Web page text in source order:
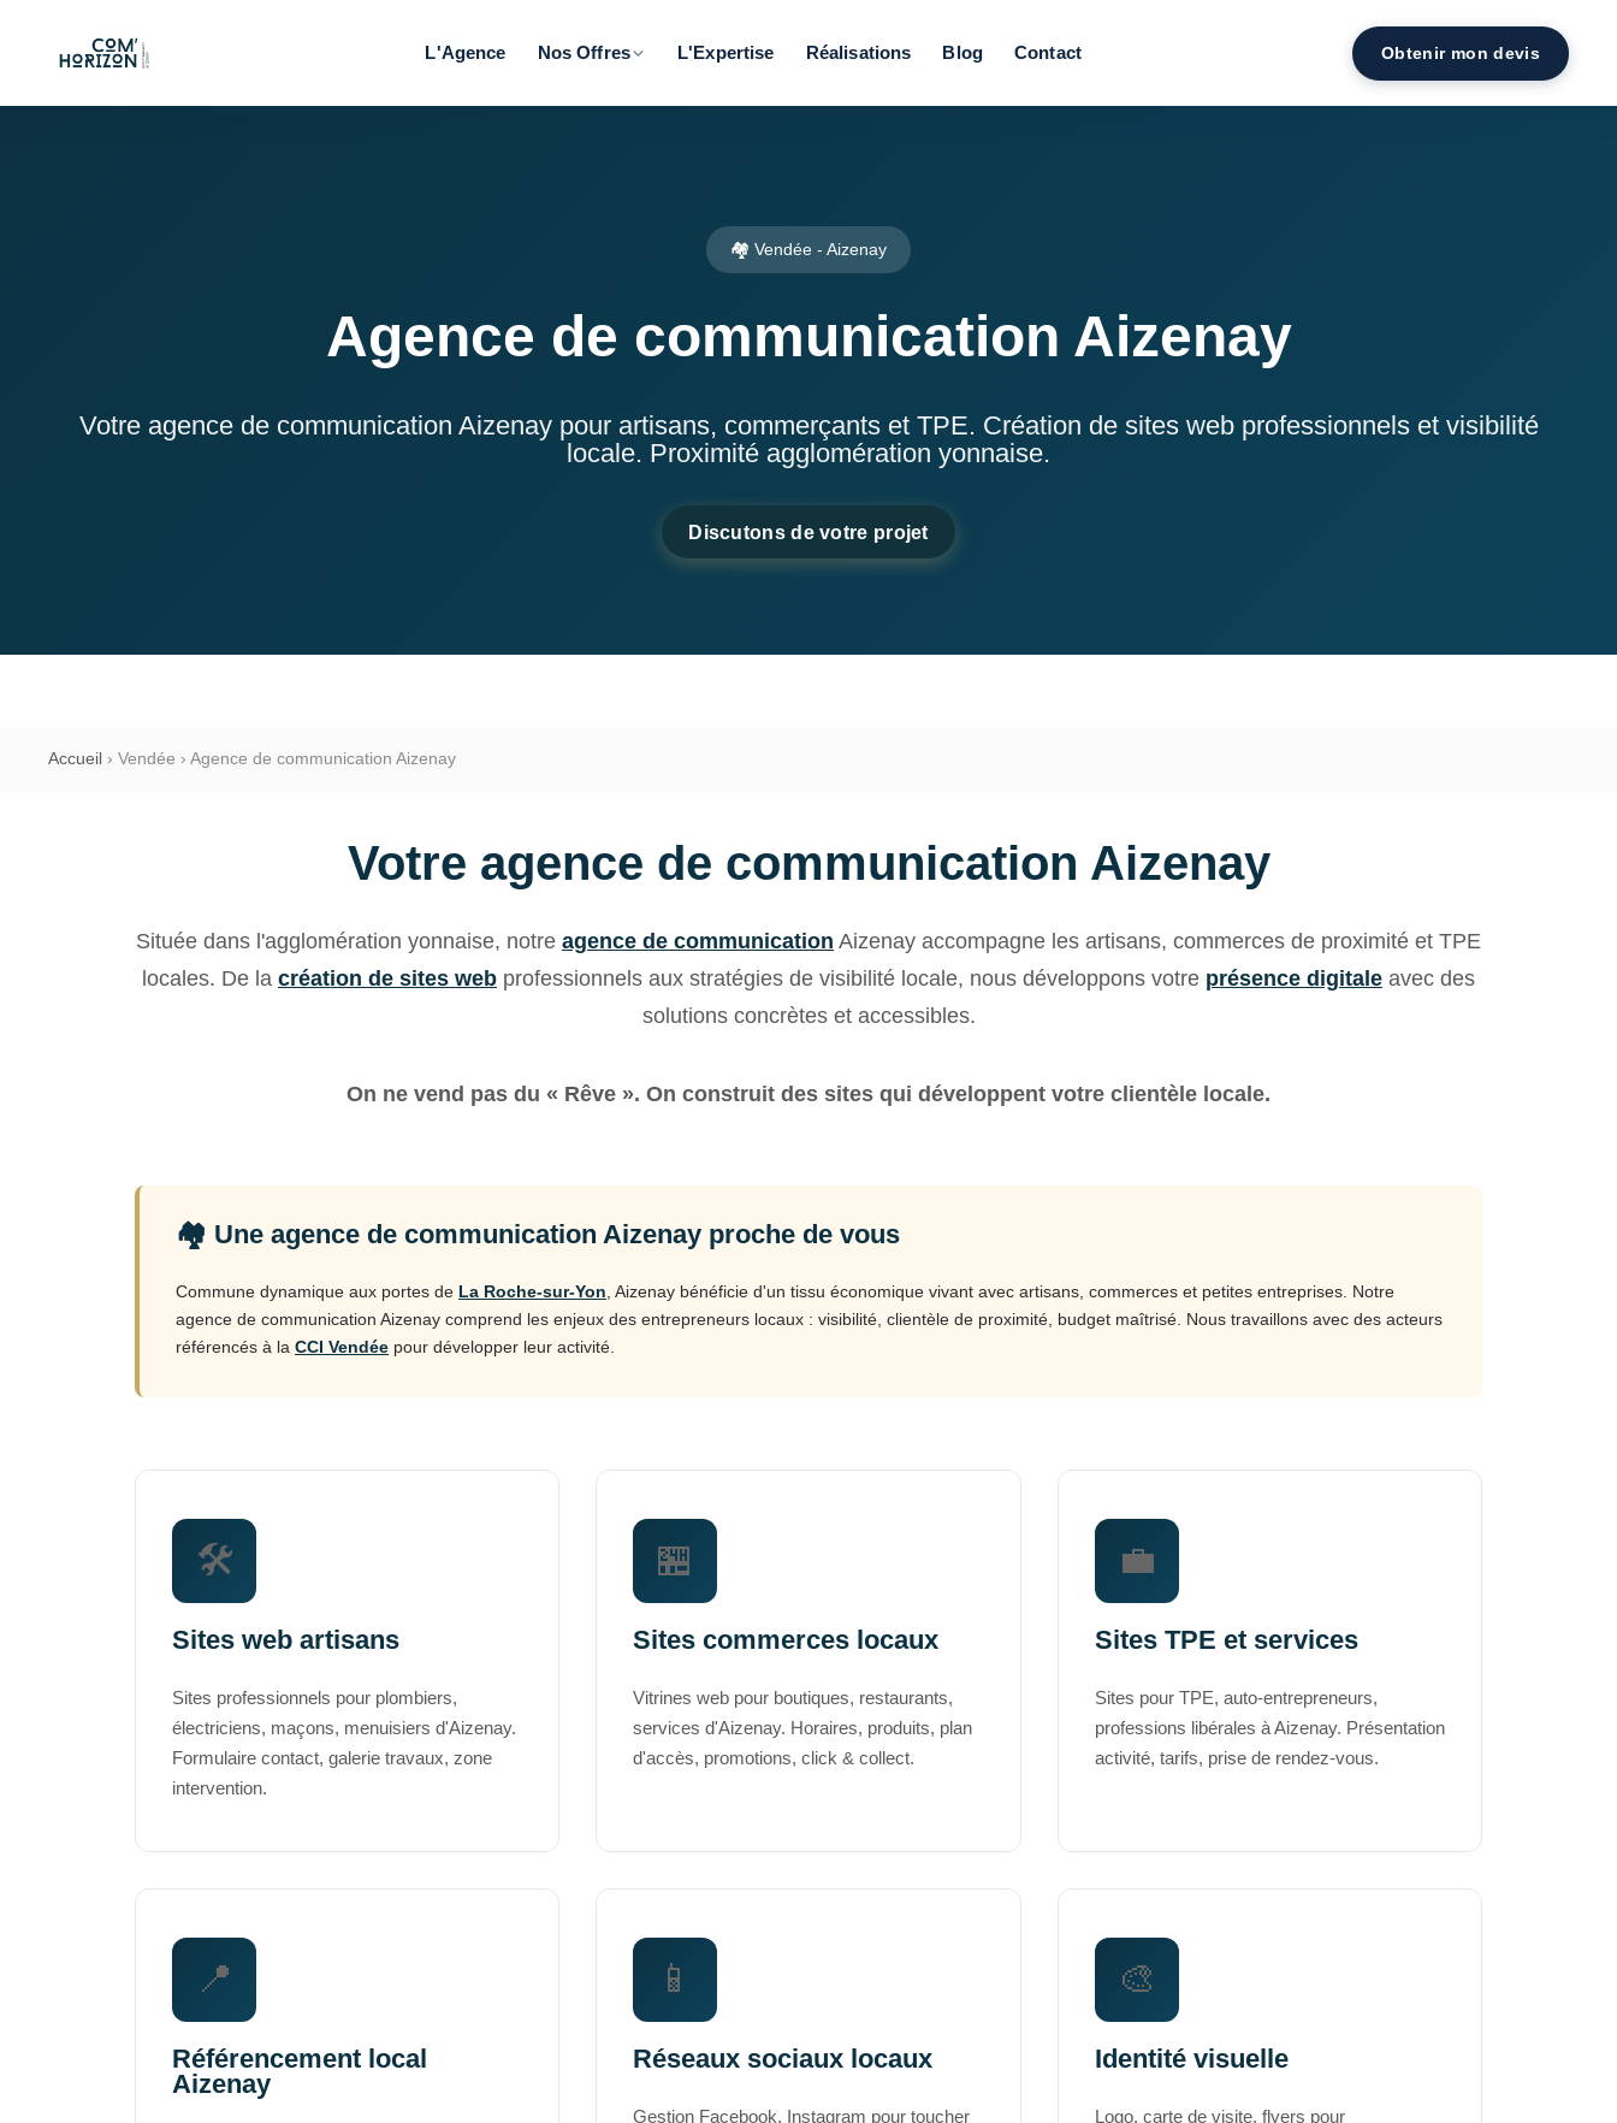
L'Agence Nos Offres
Emails automatiques & fidélisation
Réseaux sociaux
L'Expertise Réalisations Blog Contact Obtenir mon devis
🏘️ Vendée - Aizenay
Agence de communication Aizenay
Votre agence de communication Aizenay pour artisans, commerçants et TPE. Création de sites web professionnels et visibilité
locale. Proximité agglomération yonnaise.
Discutons de votre projet
Accueil › Vendée › Agence de communication Aizenay
Votre agence de communication Aizenay
Située dans l'agglomération yonnaise, notre agence de communication Aizenay accompagne les artisans, commerces de proximité et TPE
locales. De la création de sites web professionnels aux stratégies de visibilité locale, nous développons votre présence digitale avec des
solutions concrètes et accessibles.
On ne vend pas du « Rêve ». On construit des sites qui développent votre clientèle locale.
🏘️ Une agence de communication Aizenay proche de vous
Commune dynamique aux portes de La Roche-sur-Yon , Aizenay bénéficie d'un tissu économique vivant avec artisans, commerces et petites entreprises. Notre
agence de communication Aizenay comprend les enjeux des entrepreneurs locaux : visibilité, clientèle de proximité, budget maîtrisé. Nous travaillons avec des acteurs
référencés à la CCI Vendée pour développer leur activité.
🛠️
Sites web artisans
Sites professionnels pour plombiers,
électriciens, maçons, menuisiers d'Aizenay.
Formulaire contact, galerie travaux, zone
intervention.
🏪
Sites commerces locaux
Vitrines web pour boutiques, restaurants,
services d'Aizenay. Horaires, produits, plan
d'accès, promotions, click & collect.
💼
Sites TPE et services
Sites pour TPE, auto-entrepreneurs,
professions libérales à Aizenay. Présentation
activité, tarifs, prise de rendez-vous.
📍
Référencement local
Aizenay
📱
Réseaux sociaux locaux
Gestion Facebook, Instagram pour toucher
🎨
Identité visuelle
Logo, carte de visite, flyers pour